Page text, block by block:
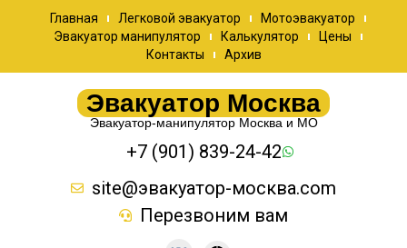
Главная Легковой эвакуатор
Мотоэвакуатор
Эвакуатор манипулятор
Калькулятор
Цены
Контакты
Архив
Эвакуатор Москва
Эвакуатор-манипулятор Москва и МО
+7 (901) 839-24-42
site@эвакуатор-москва.com
Перезвоним вам